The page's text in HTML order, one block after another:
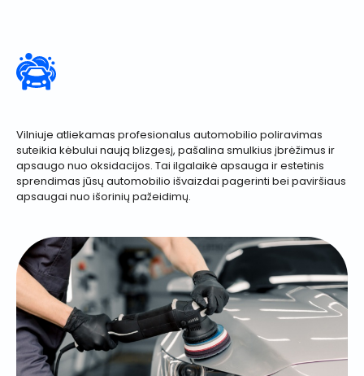
Vilniuje atliekamas profesionalus automobilio poliravimas
suteikia kėbului naują blizgesį, pašalina smulkius įbrėžimus ir
apsaugo nuo oksidacijos. Tai ilgalaikė apsauga ir estetinis
sprendimas jūsų automobilio išvaizdai pagerinti bei paviršiaus
apsaugai nuo išorinių pažeidimų.